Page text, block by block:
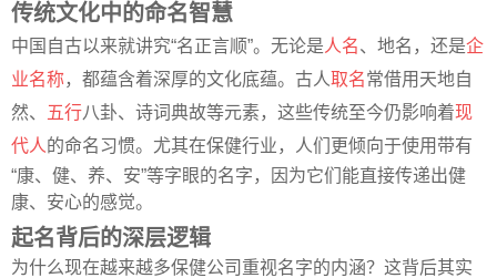
传统文化中的命名智慧
中国自古以来就讲究“名正言顺”。无论是人名、地名，还是企
业名称 ，都蕴含着深厚的文化底蕴。古人取名常借用天地自
然、
五行八卦、诗词典故等元素，这些传统至今仍影响着现
代人的命名习惯。尤其在保健行业，人们更倾向于使用带有
“康、健、养、安”等字眼的名字，因为它们能直接传递出健
康、安心的感觉。
起名背后的深层逻辑
为什么现在越来越多保健公司重视名字的内涵？这背后其实